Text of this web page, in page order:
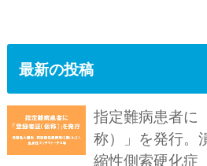
最新の投稿
指定難病患者に
称）」を発行。
縮性側索硬化症